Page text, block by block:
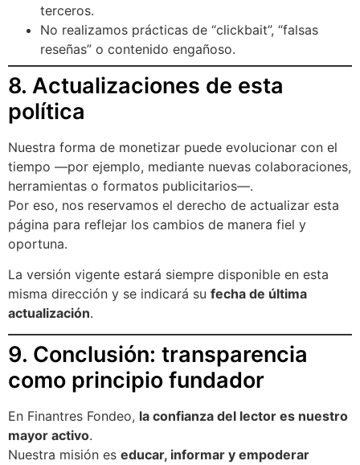
terceros.
No realizamos prácticas de “clickbait”, “falsas
reseñas” o contenido engañoso.
8. Actualizaciones de esta
política
Nuestra forma de monetizar puede evolucionar con el
tiempo —por ejemplo, mediante nuevas colaboraciones,
herramientas o formatos publicitarios—.
Por eso, nos reservamos el derecho de actualizar esta
página para reflejar los cambios de manera fiel y
oportuna.
La versión vigente estará siempre disponible en esta
misma dirección y se indicará su fecha de última
actualización.
9. Conclusión: transparencia
como principio fundador
En Finantres Fondeo, la confianza del lector es nuestro
mayor activo.
Nuestra misión es educar, informar y empoderar